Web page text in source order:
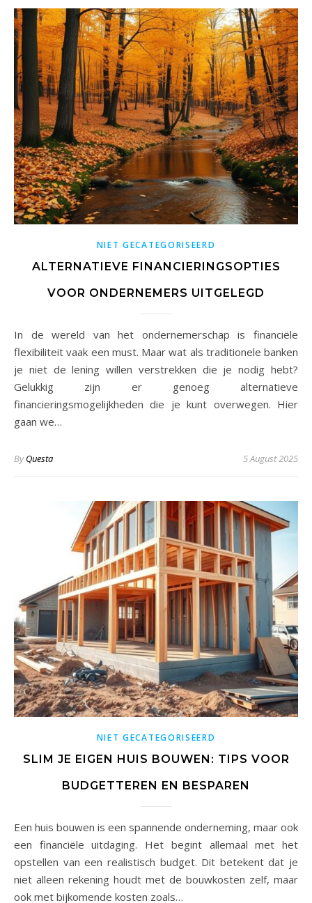
NIET GECATEGORISEERD
ALTERNATIEVE FINANCIERINGSOPTIES
VOOR ONDERNEMERS UITGELEGD
In de wereld van het ondernemerschap is financiële
flexibiliteit vaak een must. Maar wat als traditionele banken
je niet de lening willen verstrekken die je nodig hebt?
Gelukkig zijn er genoeg alternatieve
financieringsmogelijkheden die je kunt overwegen. Hier
gaan we…
ByQuesta 5 August 2025
NIET GECATEGORISEERD
SLIM JE EIGEN HUIS BOUWEN: TIPS VOOR
BUDGETTEREN EN BESPAREN
Een huis bouwen is een spannende onderneming, maar ook
een financiële uitdaging. Het begint allemaal met het
opstellen van een realistisch budget. Dit betekent dat je
niet alleen rekening houdt met de bouwkosten zelf, maar
ook met bijkomende kosten zoals…